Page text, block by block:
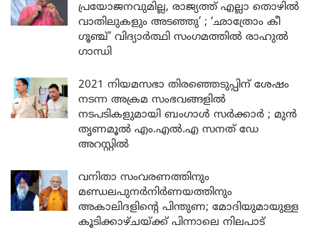
പ്രയോജനവുമില്ല, രാജ്യത്ത് എല്ലാ തൊഴിൽ
വാതിലുകളും അടഞ്ഞു’ ; ‘ഛാത്രോം കീ
ഗൂഞ്ച്’ വിദ്യാർത്ഥി സംഗമത്തിൽ രാഹുൽ
ഗാന്ധി
2021 നിയമസഭാ തിരഞ്ഞെടുപ്പിന് ശേഷം
നടന്ന അക്രമ സംഭവങ്ങളിൽ
നടപടികളുമായി ബംഗാൾ സർക്കാർ ; മുൻ
തൃണമൂൽ എം.എൽ.എ സനത് ഡേ
അറസ്റ്റിൽ
വനിതാ സംവരണത്തിനും
മണ്ഡലപുനർനിർണയത്തിനും
അകാലിദളിന്റെ പിന്തുണ; മോദിയുമായുള്ള
കൂടിക്കാഴ്ചയ്ക്ക് പിന്നാലെ നിലപാട്